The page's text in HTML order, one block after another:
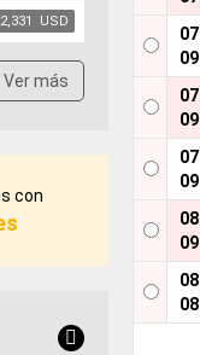
2,331 USD
Ver más
con